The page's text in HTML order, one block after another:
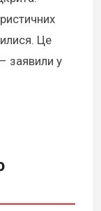
Це
заявили у